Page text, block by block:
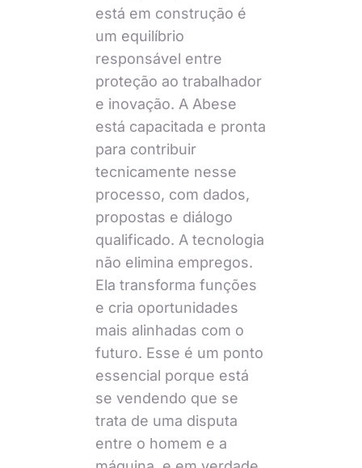
está em construção é
um equilíbrio
responsável entre
proteção ao trabalhador
e inovação. A Abese
está capacitada e pronta
para contribuir
tecnicamente nesse
processo, com dados,
propostas e diálogo
qualificado. A tecnologia
não elimina empregos.
Ela transforma funções
e cria oportunidades
mais alinhadas com o
futuro. Esse é um ponto
essencial porque está
se vendendo que se
trata de uma disputa
entre o homem e a